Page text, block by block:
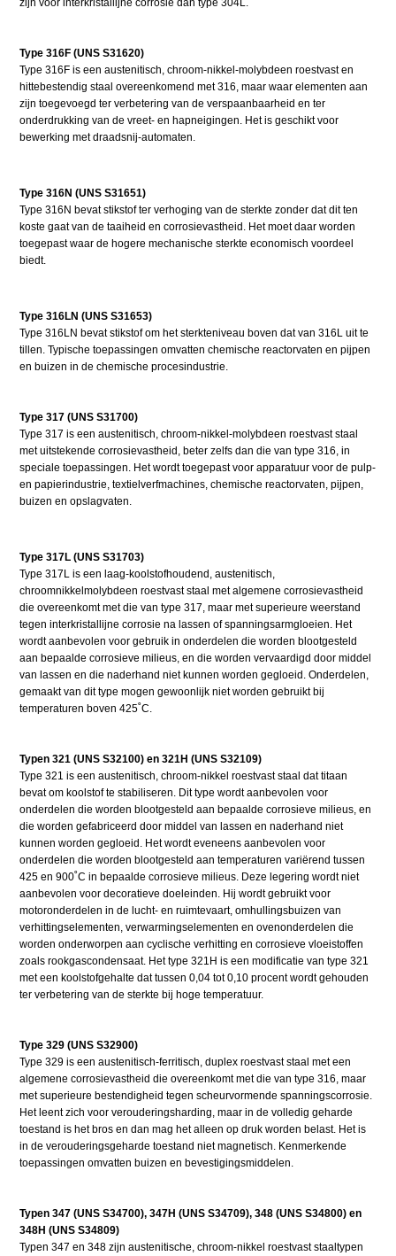
Type 316F (UNS S31620)
Type 316F is een austenitisch, chroom-nikkel-molybdeen roestvast en
hittebestendig staal overeenkomend met 316, maar waar elementen aan
zijn toegevoegd ter verbetering van de verspaanbaarheid en ter
onderdrukking van de vreet- en hapneigingen. Het is geschikt voor
bewerking met draadsnij-automaten.
Type 316N (UNS S31651)
Type 316N bevat stikstof ter verhoging van de sterkte zonder dat dit ten
koste gaat van de taaiheid en corrosievastheid. Het moet daar worden
toegepast waar de hogere mechanische sterkte economisch voordeel
biedt.
Type 316LN (UNS S31653)
Type 316LN bevat stikstof om het sterkteniveau boven dat van 316L uit te
tillen. Typische toepassingen omvatten chemische reactorvaten en pijpen
en buizen in de chemische procesindustrie.
Type 317 (UNS S31700)
Type 317 is een austenitisch, chroom-nikkel-molybdeen roestvast staal
met uitstekende corrosievastheid, beter zelfs dan die van type 316, in
speciale toepassingen. Het wordt toegepast voor apparatuur voor de pulp-
en papierindustrie, textielverfmachines, chemische reactorvaten, pijpen,
buizen en opslagvaten.
Type 317L (UNS S31703)
Type 317L is een laag-koolstofhoudend, austenitisch,
chroomnikkelmolybdeen roestvast staal met algemene corrosievastheid
die overeenkomt met die van type 317, maar met superieure weerstand
tegen interkristallijne corrosie na lassen of spanningsarmgloeien. Het
wordt aanbevolen voor gebruik in onderdelen die worden blootgesteld
aan bepaalde corrosieve milieus, en die worden vervaardigd door middel
van lassen en die naderhand niet kunnen worden gegloeid. Onderdelen,
gemaakt van dit type mogen gewoonlijk niet worden gebruikt bij
temperaturen boven 425˚C.
Typen 321 (UNS S32100) en 321H (UNS S32109)
Type 321 is een austenitisch, chroom-nikkel roestvast staal dat titaan
bevat om koolstof te stabiliseren. Dit type wordt aanbevolen voor
onderdelen die worden blootgesteld aan bepaalde corrosieve milieus, en
die worden gefabriceerd door middel van lassen en naderhand niet
kunnen worden gegloeid. Het wordt eveneens aanbevolen voor
onderdelen die worden blootgesteld aan temperaturen variërend tussen
425 en 900˚C in bepaalde corrosieve milieus. Deze legering wordt niet
aanbevolen voor decoratieve doeleinden. Hij wordt gebruikt voor
motoronderdelen in de lucht- en ruimtevaart, omhullingsbuizen van
verhittingselementen, verwarmingselementen en ovenonderdelen die
worden onderworpen aan cyclische verhitting en corrosieve vloeistoffen
zoals rookgascondensaat. Het type 321H is een modificatie van type 321
met een koolstofgehalte dat tussen 0,04 tot 0,10 procent wordt gehouden
ter verbetering van de sterkte bij hoge temperatuur.
Type 329 (UNS S32900)
Type 329 is een austenitisch-ferritisch, duplex roestvast staal met een
algemene corrosievastheid die overeenkomt met die van type 316, maar
met superieure bestendigheid tegen scheurvormende spanningscorrosie.
Het leent zich voor verouderingsharding, maar in de volledig geharde
toestand is het bros en dan mag het alleen op druk worden belast. Het is
in de verouderingsgeharde toestand niet magnetisch. Kenmerkende
toepassingen omvatten buizen en bevestigingsmiddelen.
Typen 347 (UNS S34700), 347H (UNS S34709), 348 (UNS S34800) en
348H (UNS S34809)
Typen 347 en 348 zijn austenitische, chroom-nikkel roestvast staaltypen